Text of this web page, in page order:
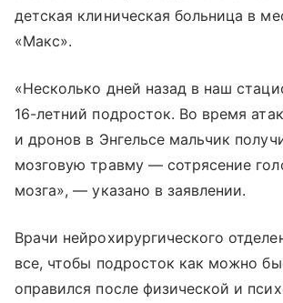
детская клиническая больница в
«Макс».
«Несколько дней назад в наш
16-летний подросток. Во время
и дронов в Энгельсе мальчик
мозговую травму — сотрясение
мозга», — указано в заявлении.
Врачи нейрохирургического
все, чтобы подросток как можно
оправился после физической и